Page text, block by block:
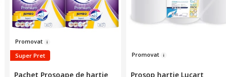
Promovat
Super Pret
Pachet Prosoape de hartie
Promovat
Prosop hartie Lucart